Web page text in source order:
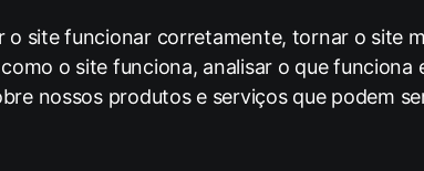
o site funcionar corretamente, tornar o site
o site funciona, analisar o que
nossos produtos e serviços que podem